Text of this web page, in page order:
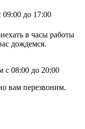
до 17:00
в часы работы
дождемся.
с 08:00 до 20:00
вам перезвоним.